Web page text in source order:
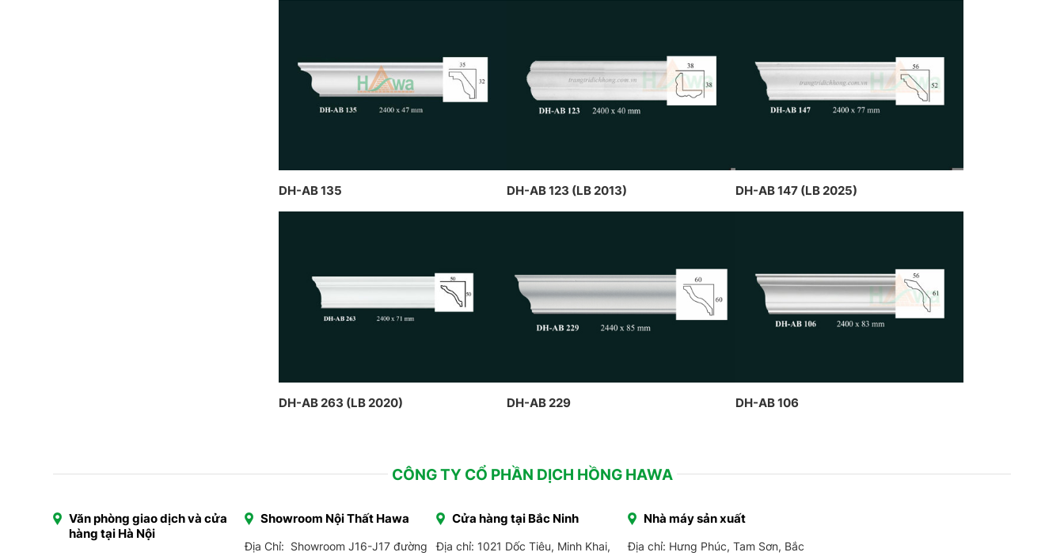
DH-AB 135 DH-AB 123 (LB 2013) DH-AB 147 (LB 2025)
DH-AB 263 (LB 2020) DH-AB 229 DH-AB 106
CÔNG TY CỔ PHẦN DỊCH HỒNG HAWA
Văn phòng giao dịch và cửa
hàng tại Hà Nội
Showroom Nội Thất Hawa
Địa Chỉ: Showroom J16-J17 đường
Cửa hàng tại Bắc Ninh
Địa chỉ: 1021 Dốc Tiêu, Minh Khai,
Nhà máy sản xuất
Địa chỉ: Hưng Phúc, Tam Sơn, Bắc